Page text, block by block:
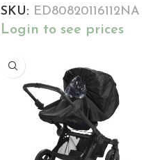
SKU: ED80820116112NA
Login to see prices